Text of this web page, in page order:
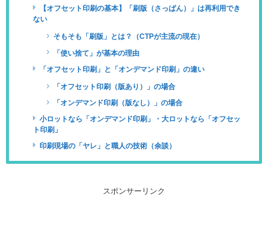
【オフセット印刷の基本】「刷版（さっぱん）」は再利用でき
ない
そもそも「刷版」とは？（CTPが主流の現在）
「使い捨て」が基本の理由
「オフセット印刷」と「オンデマンド印刷」の違い
「オフセット印刷（版あり）」の場合
「オンデマンド印刷（版なし）」の場合
小ロットなら「オンデマンド印刷」・大ロットなら「オフセッ
ト印刷」
印刷現場の「ヤレ」と職人の技術（余談）
スポンサーリンク